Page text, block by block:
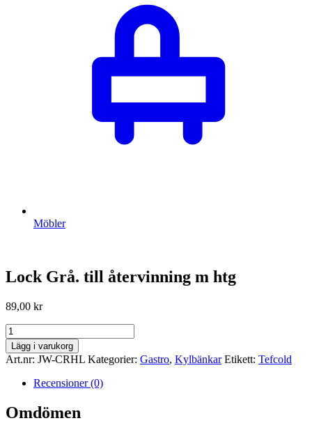
Möbler
Lock Grå. till återvinning m htg
89,00 kr
Lock
Grå.
till
återvinning
mängd
Lägg i varukorg
Art.nr: JW-CRHL Kategorier: Gastro, Kylbänkar Etikett: Tefcold
Recensioner (0)
Omdömen